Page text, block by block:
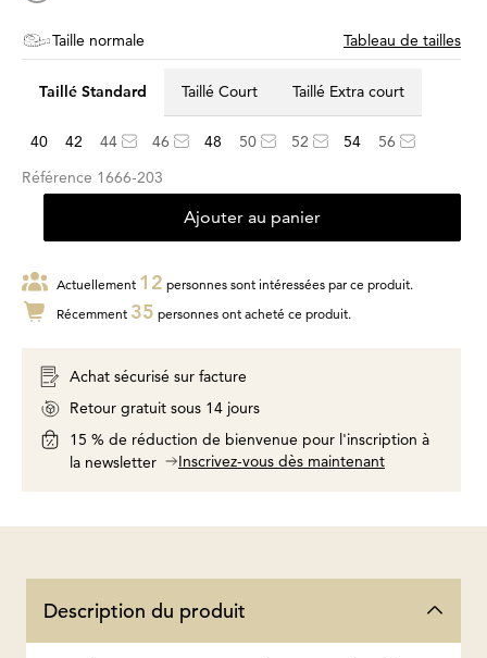
Taille normale Tableau de tailles
Taillé Standard Taillé Court Taillé Extra court
40 42 44 46 48 50 52 54
56
Référence 1666-203
Ajouter au panier
Actuellement 12 personnes sont intéressées par ce produit.
Récemment 35 personnes ont acheté ce produit.
Achat sécurisé sur facture
Retour gratuit sous 14 jours
15 % de réduction de bienvenue pour l'inscription à
la newsletter
Inscrivez-vous dès maintenant
Description du produit